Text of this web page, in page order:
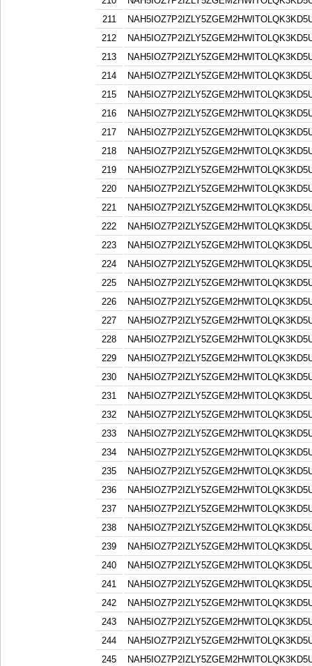
211
212
213
214
215
216
217
218
219
220
221
222
223
224
225
226
227
228
229
230
231
232
233
234
235
236
237
238
239
240
241
242
243
244
245